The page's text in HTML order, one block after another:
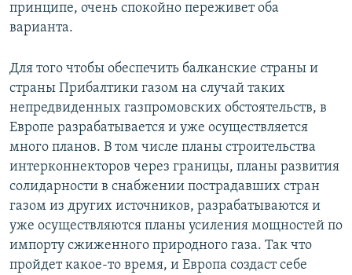
принципе, очень спокойно переживет оба
варианта.
Для того чтобы обеспечить балканские страны и
страны Прибалтики газом на случай таких
непредвиденных газпромовских обстоятельств, в
Европе разрабатывается и уже осуществляется
много планов. В том числе планы строительства
интерконнекторов через границы, планы развития
солидарности в снабжении пострадавших стран
газом из других источников, разрабатываются и
уже осуществляются планы усиления мощностей по
импорту сжиженного природного газа. Так что
пройдет какое-то время, и Европа создаст себе